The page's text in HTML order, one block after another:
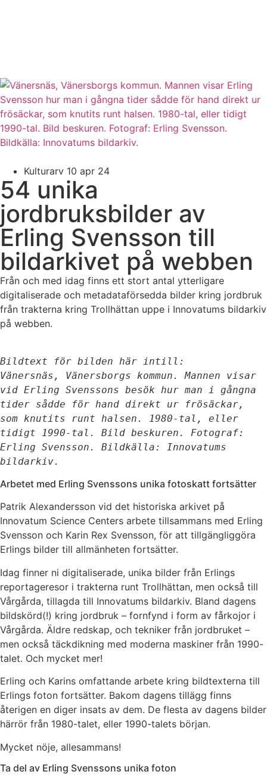
Kulturarv 10 apr 24
54 unika
jordbruksbilder av
Erling Svensson till
bildarkivet på webben
Från och med idag finns ett stort antal ytterligare
digitaliserade och metadataförsedda bilder kring jordbruk
från trakterna kring Trollhättan uppe i Innovatums bildarkiv
på webben.
Bildtext för bilden här intill:
Vänersnäs, Vänersborgs kommun. Mannen visar
vid Erling Svenssons besök hur man i gångna
tider sådde för hand direkt ur frösäckar,
som knutits runt halsen. 1980-tal, eller
tidigt 1990-tal. Bild beskuren. Fotograf:
Erling Svensson. Bildkälla: Innovatums
bildarkiv.
Arbetet med Erling Svenssons unika fotoskatt fortsätter
Patrik Alexandersson vid det historiska arkivet på
Innovatum Science Centers arbete tillsammans med Erling
Svensson och Karin Rex Svensson, för att tillgängliggöra
Erlings bilder till allmänheten fortsätter.
Idag finner ni digitaliserade, unika bilder från Erlings
reportageresor i trakterna runt Trollhättan, men också till
Vårgårda, tillagda till Innovatums bildarkiv. Bland dagens
bildskörd(!) kring jordbruk – fornfynd i form av fårkojor i
Vårgårda. Äldre redskap, och tekniker från jordbruket –
men också täckdikning med moderna maskiner från 1990-
talet. Och mycket mer!
Erling och Karins omfattande arbete kring bildtexterna till
Erlings foton fortsätter. Bakom dagens tillägg finns
återigen en diger insats av dem. De flesta av dagens bilder
härrör från 1980-talet, eller 1990-talets början.
Mycket nöje, allesammans!
Ta del av Erling Svenssons unika foton